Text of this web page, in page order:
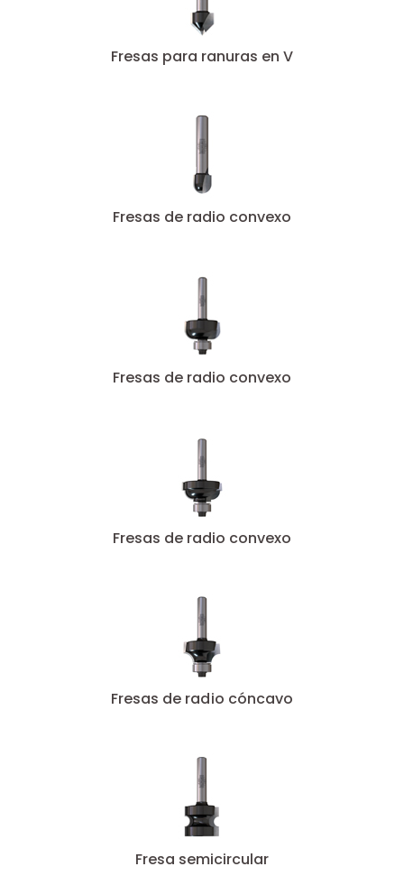
Fresas para ranuras en V
Fresas de radio convexo
Fresas de radio convexo
Fresas de radio convexo
Fresas de radio cóncavo
Fresa semicircular